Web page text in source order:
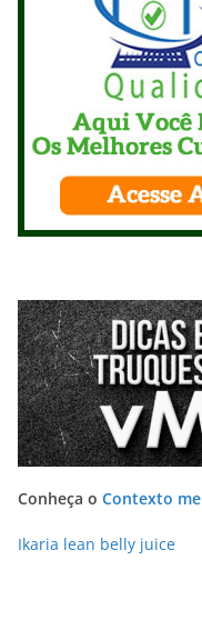
Conheça o Contexto me
Ikaria lean belly juice